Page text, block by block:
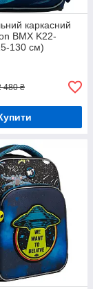
каркасний
BMX K22-
130 см)
480 ₴